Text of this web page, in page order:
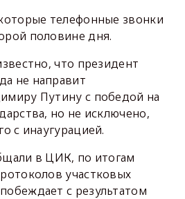
телефонные звонки
половине дня.
что президент
не направит
Путину с победой на
но не исключено,
с инаугурацией.
в ЦИК, по итогам
участковых
с результатом